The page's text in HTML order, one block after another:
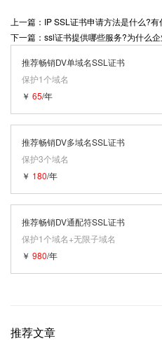
上一篇：IP SSL证书申请方法是什么?
下一篇：ssl证书提供哪些服务?为什么
推荐畅销DV单域名SSL证书
保护1个域名
￥ 65/年
推荐畅销DV多域名SSL证书
保护3个域名
￥ 180/年
推荐畅销DV通配符SSL证书
保护1个域名+无限子域名
￥ 980/年
推荐文章